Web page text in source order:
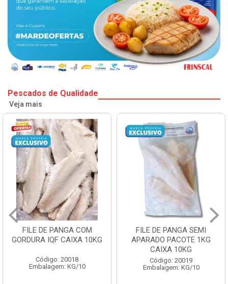
Pescados de Qualidade
Veja mais
FILE DE PANGA SEMI
APARADO PACOTE 1KG
Código: 20019
Embalagem: KG/10
POLACA DESFIADA
PESCAMARES PCT5KG
CX10KG
Código: 20161
Embalagem: KG/10